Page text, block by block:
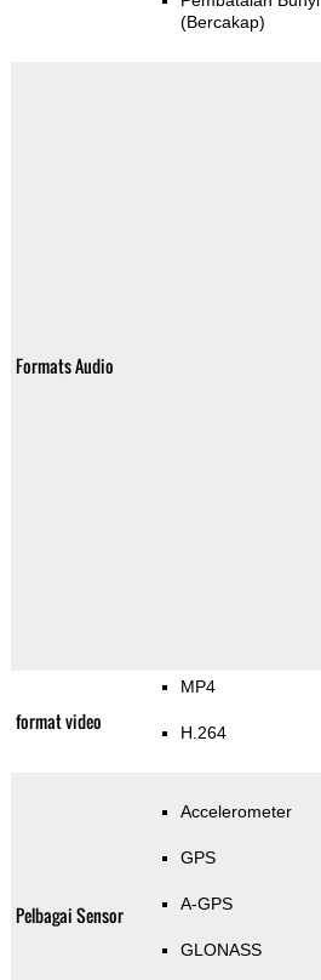
(Bercakap)
Formats Audio
format video
MP4
H.264
Pelbagai Sensor
Accelerometer
GPS
A-GPS
GLONASS